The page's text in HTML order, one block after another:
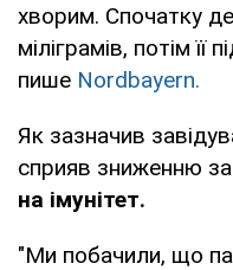
хворим. Спочатку
міліграмів, потім її
пише Nordbayern.
Як зазначив
сприяв зниженню
на імунітет.
"Ми побачили, що